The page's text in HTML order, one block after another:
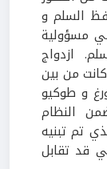
السلم و
مسؤولية
ازدواج
من بين
و طوكيو
النظام
تم تبنيه
التي قد تقابل